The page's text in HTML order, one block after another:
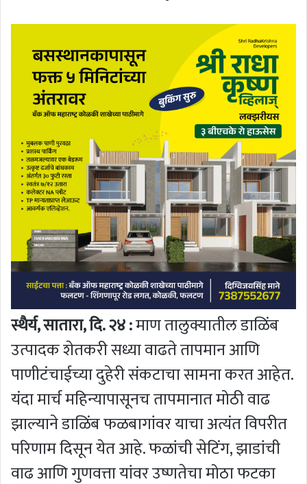
स्थैर्य, सातारा, दि. २४ :माण तालुक्यातील डाळिंब
उत्पादक शेतकरी सध्या वाढते तापमान आणि
पाणीटंचाईच्या दुहेरी संकटाचा सामना करत आहेत.
यंदा मार्च महिन्यापासूनच तापमानात मोठी वाढ
झाल्याने डाळिंब फळबागांवर याचा अत्यंत विपरीत
परिणाम दिसून येत आहे. फळांची सेटिंग, झाडांची
वाढ आणि गुणवत्ता यांवर उष्णतेचा मोठा फटका